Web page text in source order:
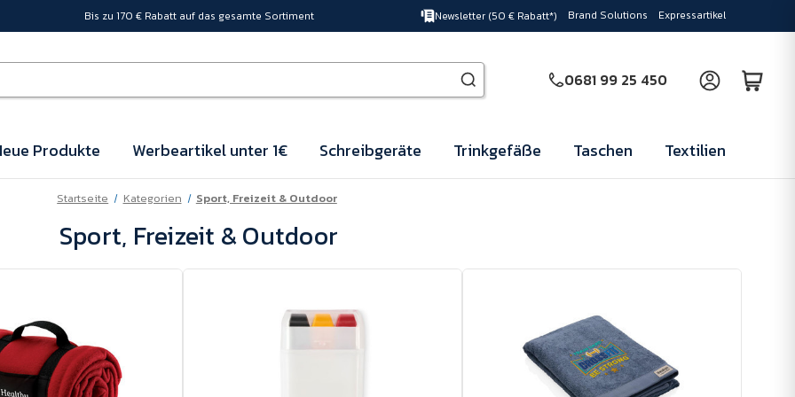
Bis zu 170 € Rabatt auf das gesamte Sortiment Newsletter (50 € Rabatt*) Brand Solutions Expressartikel
0681 99 25 450
Produkte Werbeartikel unter 1€ Schreibgeräte Trinkgefäße Taschen Textilien
Startseite Kategorien Sport, Freizeit & Outdoor
Sport, Freizeit & Outdoor